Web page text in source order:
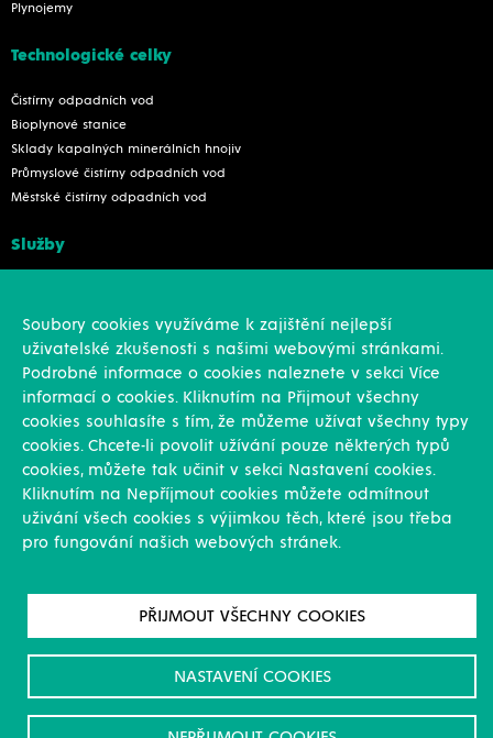
Plynojemy
Technologické celky
Čistírny odpadních vod
Bioplynové stanice
Sklady kapalných minerálních hnojiv
Průmyslové čistírny odpadních vod
Městské čistírny odpadních vod
Služby
Novinky
Reference
Kariéra
Soubory cookies využíváme k zajištění nejlepší
uživatelské zkušenosti s našimi webovými stránkami.
Podrobné informace o cookies naleznete v sekci Více
informací o cookies. Kliknutím na Přijmout všechny
cookies souhlasíte s tím, že můžeme užívat všechny typy
cookies. Chcete-li povolit užívání pouze některých typů
cookies, můžete tak učinit v sekci Nastavení cookies.
Kliknutím na Nepříjmout cookies můžete odmítnout
uživání všech cookies s výjimkou těch, které jsou třeba
pro fungování našich webových stránek.
PŘIJMOUT VŠECHNY COOKIES
NASTAVENÍ COOKIES